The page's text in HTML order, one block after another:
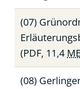
(07)
(PDF, 11,4
(08)